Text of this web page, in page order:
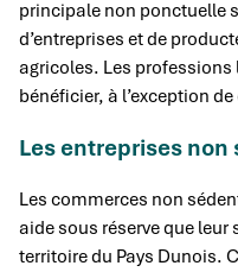
principale non ponctuelle
d’entreprises et de
agricoles. Les professions
bénéficier, à l’exception
Les entreprises non
Les commerces non
aide sous réserve que leur
territoire du Pays Dunois.